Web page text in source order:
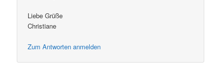
Liebe Grüße
Christiane
Zum Antworten anmelden